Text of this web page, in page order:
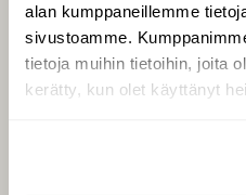
alan kumppaneillemme
sivustoamme.
tietoja muihin tietoihin, joita
kerätty, kun olet käyttänyt